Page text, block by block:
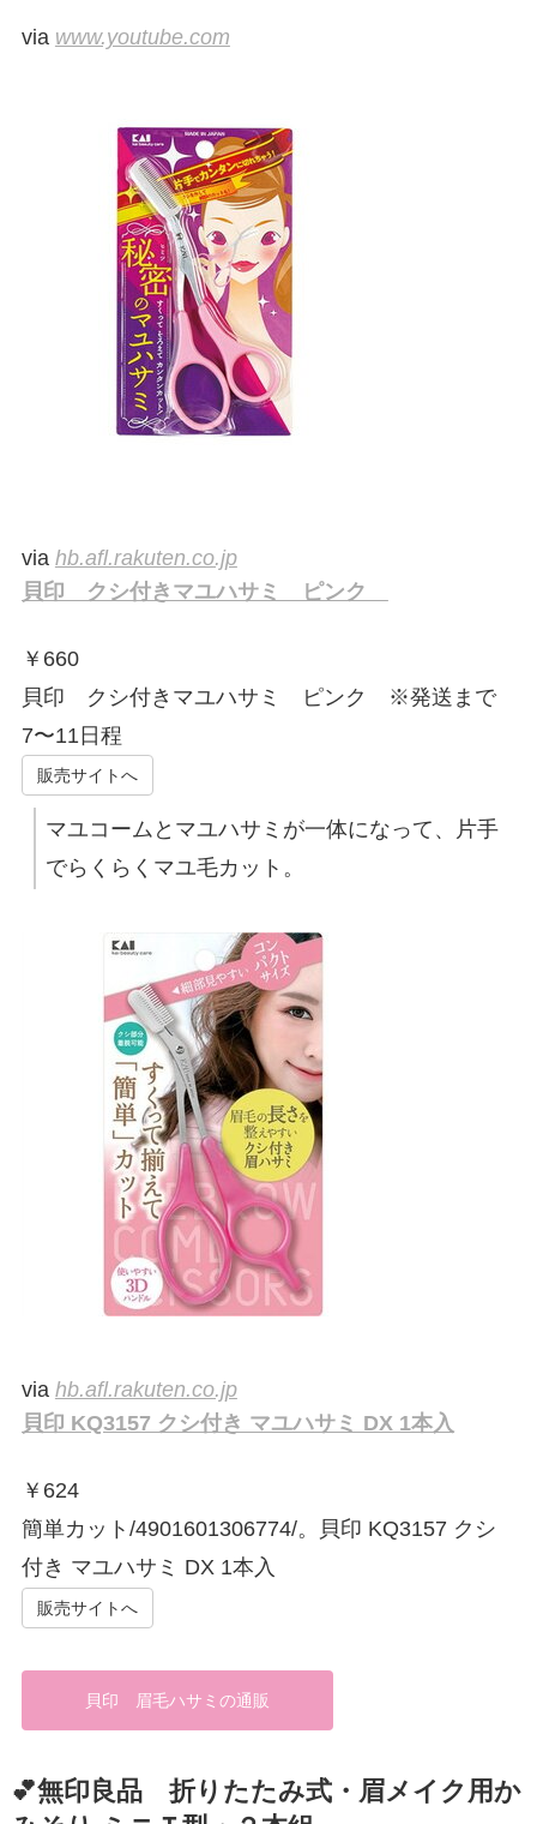
via www.youtube.com
via hb.afl.rakuten.co.jp
貝印 クシ付きマユハサミ ピンク
￥ 660
貝印 クシ付きマユハサミ ピンク ※発送まで
7〜11日程
販売サイトへ
マユコームとマユハサミが一体になって、片手
でらくらくマユ毛カット。
via hb.afl.rakuten.co.jp
貝印 KQ3157 クシ付き マユハサミ DX 1本入
￥ 624
簡単カット/4901601306774/。貝印 KQ3157 クシ
付き マユハサミ DX 1本入
販売サイトへ
貝印 眉毛ハサミの通販
💕無印良品 折りたたみ式・眉メイク用か